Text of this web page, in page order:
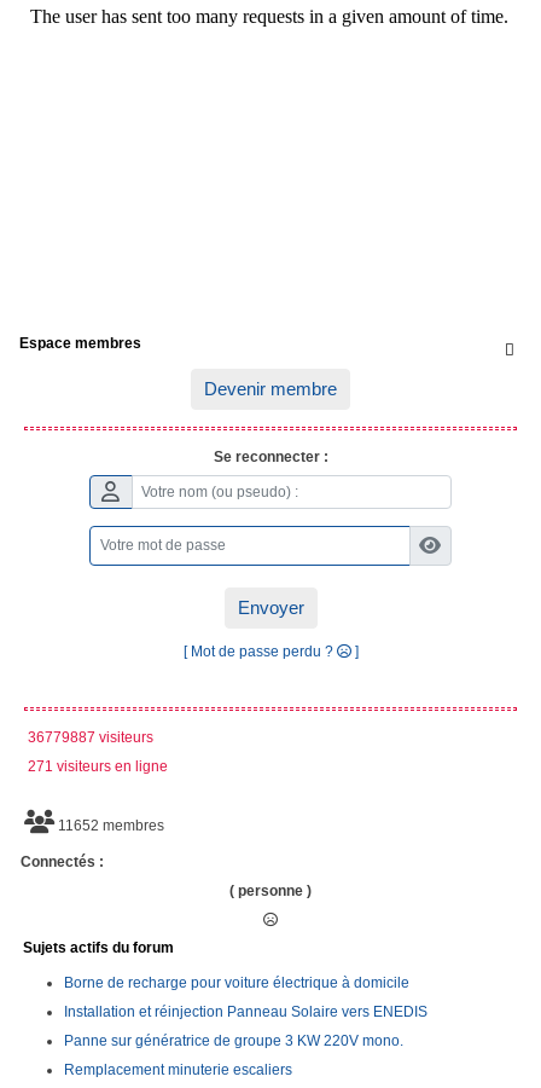

Espace membres
Devenir membre
Se reconnecter :
Envoyer
[ Mot de passe perdu ? ]
36779887 visiteurs
271 visiteurs en ligne
11652 membres
Connectés :
( personne )
Sujets actifs du forum
Borne de recharge pour voiture électrique à domicile
Installation et réinjection Panneau Solaire vers ENEDIS
Panne sur génératrice de groupe 3 KW 220V mono.
Remplacement minuterie escaliers